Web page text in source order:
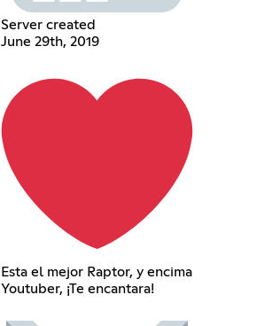
Server created
June 29th, 2019
Esta el mejor Raptor, y encima
Youtuber, ¡Te encantara!